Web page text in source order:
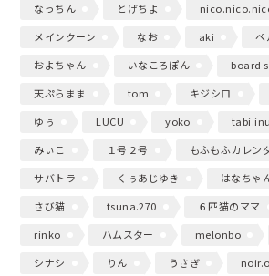
なっちん
とげちよ
メインクーン
なお aki
ペ
およちゃん
いなころぽん
board
天ぷらまま
tom キジシロ
ゆぅ
LUCU yoko
みぃこ
１号２号
もふもふカレン
サバトラ
くぅあじゆき
はなちゃ
さび猫
tsuna.270 ６匹猫のママ
rinko
ハムスター melonbo
シナシ
りん うさぎ